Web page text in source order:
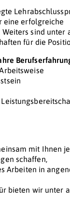
eine erfolgreiche
sind unter
für die
mit Ihnen
schaffen,
Arbeiten in
bieten wir unter